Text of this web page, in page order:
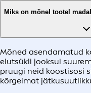
Miks on mõnel tootel
Mõned asendamatud
elutsükli jooksul
pruugi neid koostisosi
kõrgeimat